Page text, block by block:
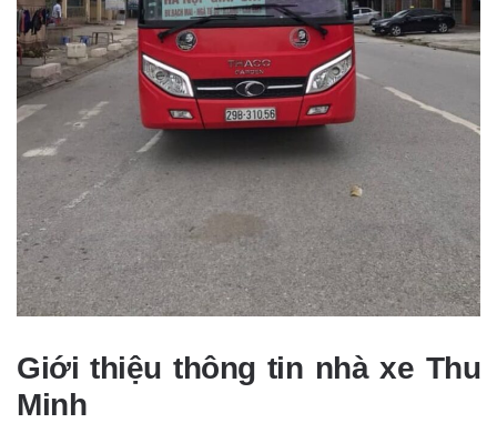
Giới thiệu thông tin nhà xe Thu
Minh